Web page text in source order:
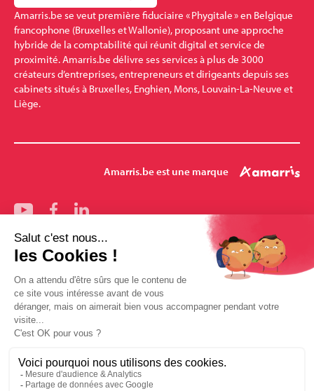
Amarris.be se veut première fiduciaire « Phygitale » en Belgique
francophone (Bruxelles et Wallonie), proposant une approche
hybride de la comptabilité qui réunit digital et service de
proximité. Amarris.be délivre ses services à plus de 3000
créateurs d’entreprises, entrepreneurs et dirigeants depuis ses
cabinets situés à Bruxelles, Enghien, Mons, Louvain-La-Neuve et
Liège.
Amarris.be est une marque
Bruxelles
Enghien
Mons
Louvain-la-Neuve
Pharmalex
Amarris-Santé
Politique des données Amarris.be